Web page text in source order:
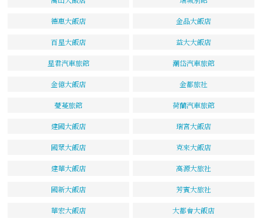
德惠大飯店 金品大飯店
百星大飯店 益大大飯店
星君汽車旅館 潮岱汽車旅館
金億大飯店 金都旅社
薆蔓旅館 荷蘭汽車旅館
建國大飯店 瑞宮大飯店
國眾大飯店 克來大飯店
建華大飯店 高源大旅社
國新大飯店 芳賓大旅社
華宏大飯店 大都會大飯店